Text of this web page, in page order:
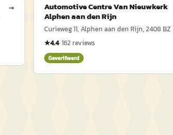
→
Automotive Centre Van Nieuwkerk
Alphen aan den Rijn
Curieweg 11, Alphen aan den Rijn, 2408 BZ
★4.4·162 reviews
Geverifieerd